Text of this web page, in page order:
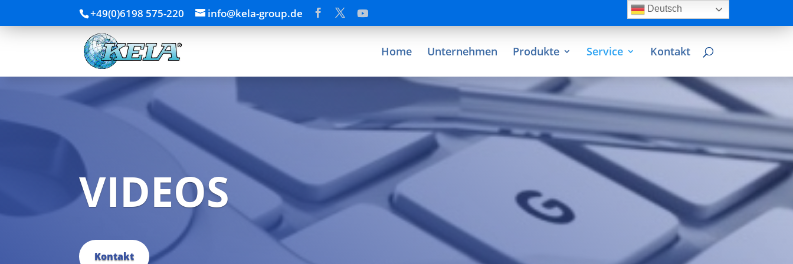
+49(0)6198 575-220 info@kela-group.de
Home Unternehmen Produkte Service Kontakt
VIDEOS
Kontakt
Deutsch